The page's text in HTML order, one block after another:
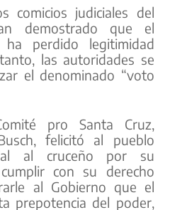
comicios judiciales del
demostrado que el
ha perdido legitimidad
las autoridades se
el denominado “voto
pro Santa Cruz,
felicitó al pueblo
al cruceño por su
con su derecho
al Gobierno que el
prepotencia del poder,